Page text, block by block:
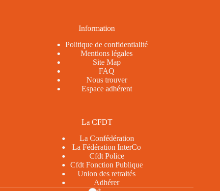
Information
Politique de confidentialité
Mentions légales
Site Map
FAQ
Nous trouver
Espace adhérent
La CFDT
La Confédération
La Fédération InterCo
Cfdt Police
Cfdt Fonction Publique
Union des retraités
Adhérer